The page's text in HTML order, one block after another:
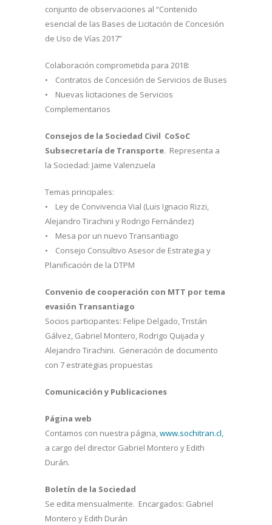
conjunto de observaciones al “Contenido
esencial de las Bases de Licitación de Concesión
de Uso de Vías 2017”
Colaboración comprometida para 2018:
• Contratos de Concesión de Servicios de Buses
• Nuevas licitaciones de Servicios
Complementarios
Consejos de la Sociedad Civil CoSoC
Subsecretaría de Transporte. Representa a
la Sociedad: Jaime Valenzuela
Temas principales:
• Ley de Convivencia Vial (Luis Ignacio Rizzi,
Alejandro Tirachini y Rodrigo Fernández)
• Mesa por un nuevo Transantiago
• Consejo Consultivo Asesor de Estrategia y
Planificación de la DTPM
Convenio de cooperación con MTT por tema
evasión Transantiago
Socios participantes: Felipe Delgado, Tristán
Gálvez, Gabriel Montero, Rodrigo Quijada y
Alejandro Tirachini. Generación de documento
con 7 estrategias propuestas
Comunicación y Publicaciones
Página web
Contamos con nuestra página,www.sochitran.cl,
a cargo del director Gabriel Montero y Edith
Durán.
Boletín de la Sociedad
Se edita mensualmente. Encargados: Gabriel
Montero y Edith Durán